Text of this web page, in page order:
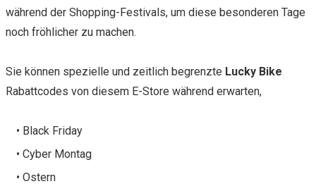
während der Shopping-Festivals, um diese besonderen Tage
noch fröhlicher zu machen.
Sie können spezielle und zeitlich begrenzte Lucky Bike
Rabattcodes von diesem E-Store während erwarten,
• Black Friday
• Cyber Montag
• Ostern